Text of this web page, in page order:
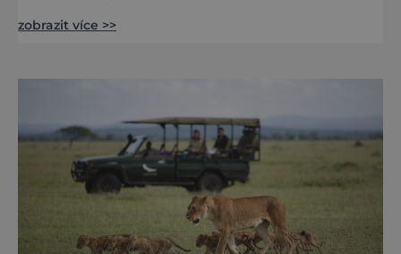
vodě. Nádherně osvěžující místo leží jen 8
zobrazit více >>